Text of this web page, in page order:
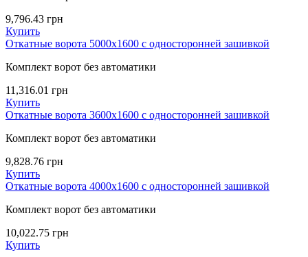
9,796.43 грн
Купить
Откатные ворота 5000х1600 с односторонней зашивкой
Комплект ворот без автоматики
11,316.01 грн
Купить
Откатные ворота 3600х1600 с односторонней зашивкой
Комплект ворот без автоматики
9,828.76 грн
Купить
Откатные ворота 4000х1600 с односторонней зашивкой
Комплект ворот без автоматики
10,022.75 грн
Купить